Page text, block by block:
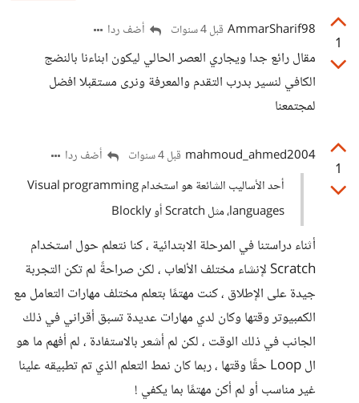
1
AmmarSharif98 قبل 4 سنوات أضف ردا
مقال رائع جدا ويجاري العصر الحالي ليكون ابناءنا بالنضج
الكافي لنسير بدرب التقدم والمعرفة ونرى مستقبلا افضل
لمجتمعنا
1
mahmoud_ahmed2004 قبل 4 سنوات
أضف ردا
أحد الأساليب الشائعة هو استخدام Visual programming
languages، مثل Scratch أو Blockly
أثناء دراستنا في المرحلة الابتدائية ، كنا نتعلم حول استخدام
Scratch لإنشاء مختلف الألعاب ، لكن صراحةً لم تكن التجربة
جيدة على الإطلاق ، كنت مهتمًا بتعلم مختلف مهارات التعامل مع
الكمبيوتر وقتها وكان لدي مهارات عديدة تسبق أقراني في ذلك
الجانب في ذلك الوقت ، لكن لم أشعر بالاستفادة ، لم أفهم ما هو
ال Loop حقًا وقتها ، ربما كان نمط التعلم الذي تم تطبيقه علينا
غير مناسب أو لم أكن مهتمًا بما يكفي !